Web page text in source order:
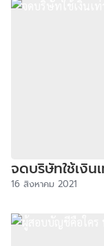
จดบริษัทใช้เงิน
16 สิงหาคม 2021